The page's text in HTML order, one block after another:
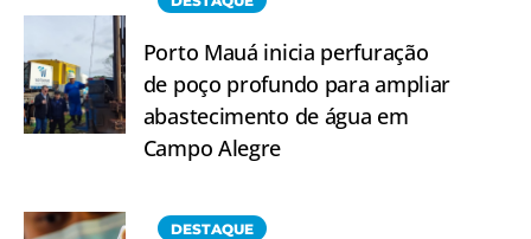
Porto Mauá inicia perfuração
de poço profundo para ampliar
abastecimento de água em
Campo Alegre
DESTAQUE